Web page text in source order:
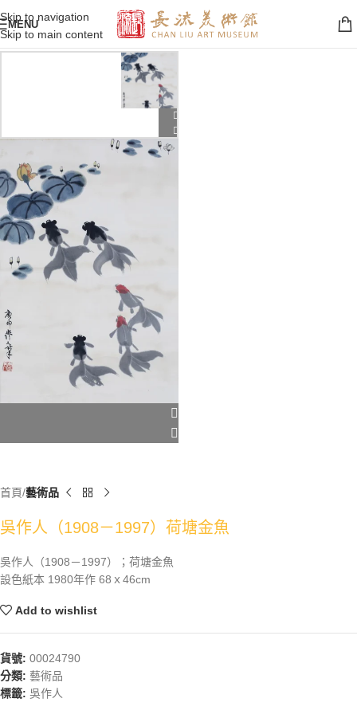
Skip to navigation
Skip to main content
MENU
首頁 藝術品
吳作人（1908－1997）荷塘金魚
吳作人（1908－1997）；荷塘金魚
設色紙本 1980年作 68ｘ46cm
Add to wishlist
貨號: 00024790
分類: 藝術品
標籤: 吳作人